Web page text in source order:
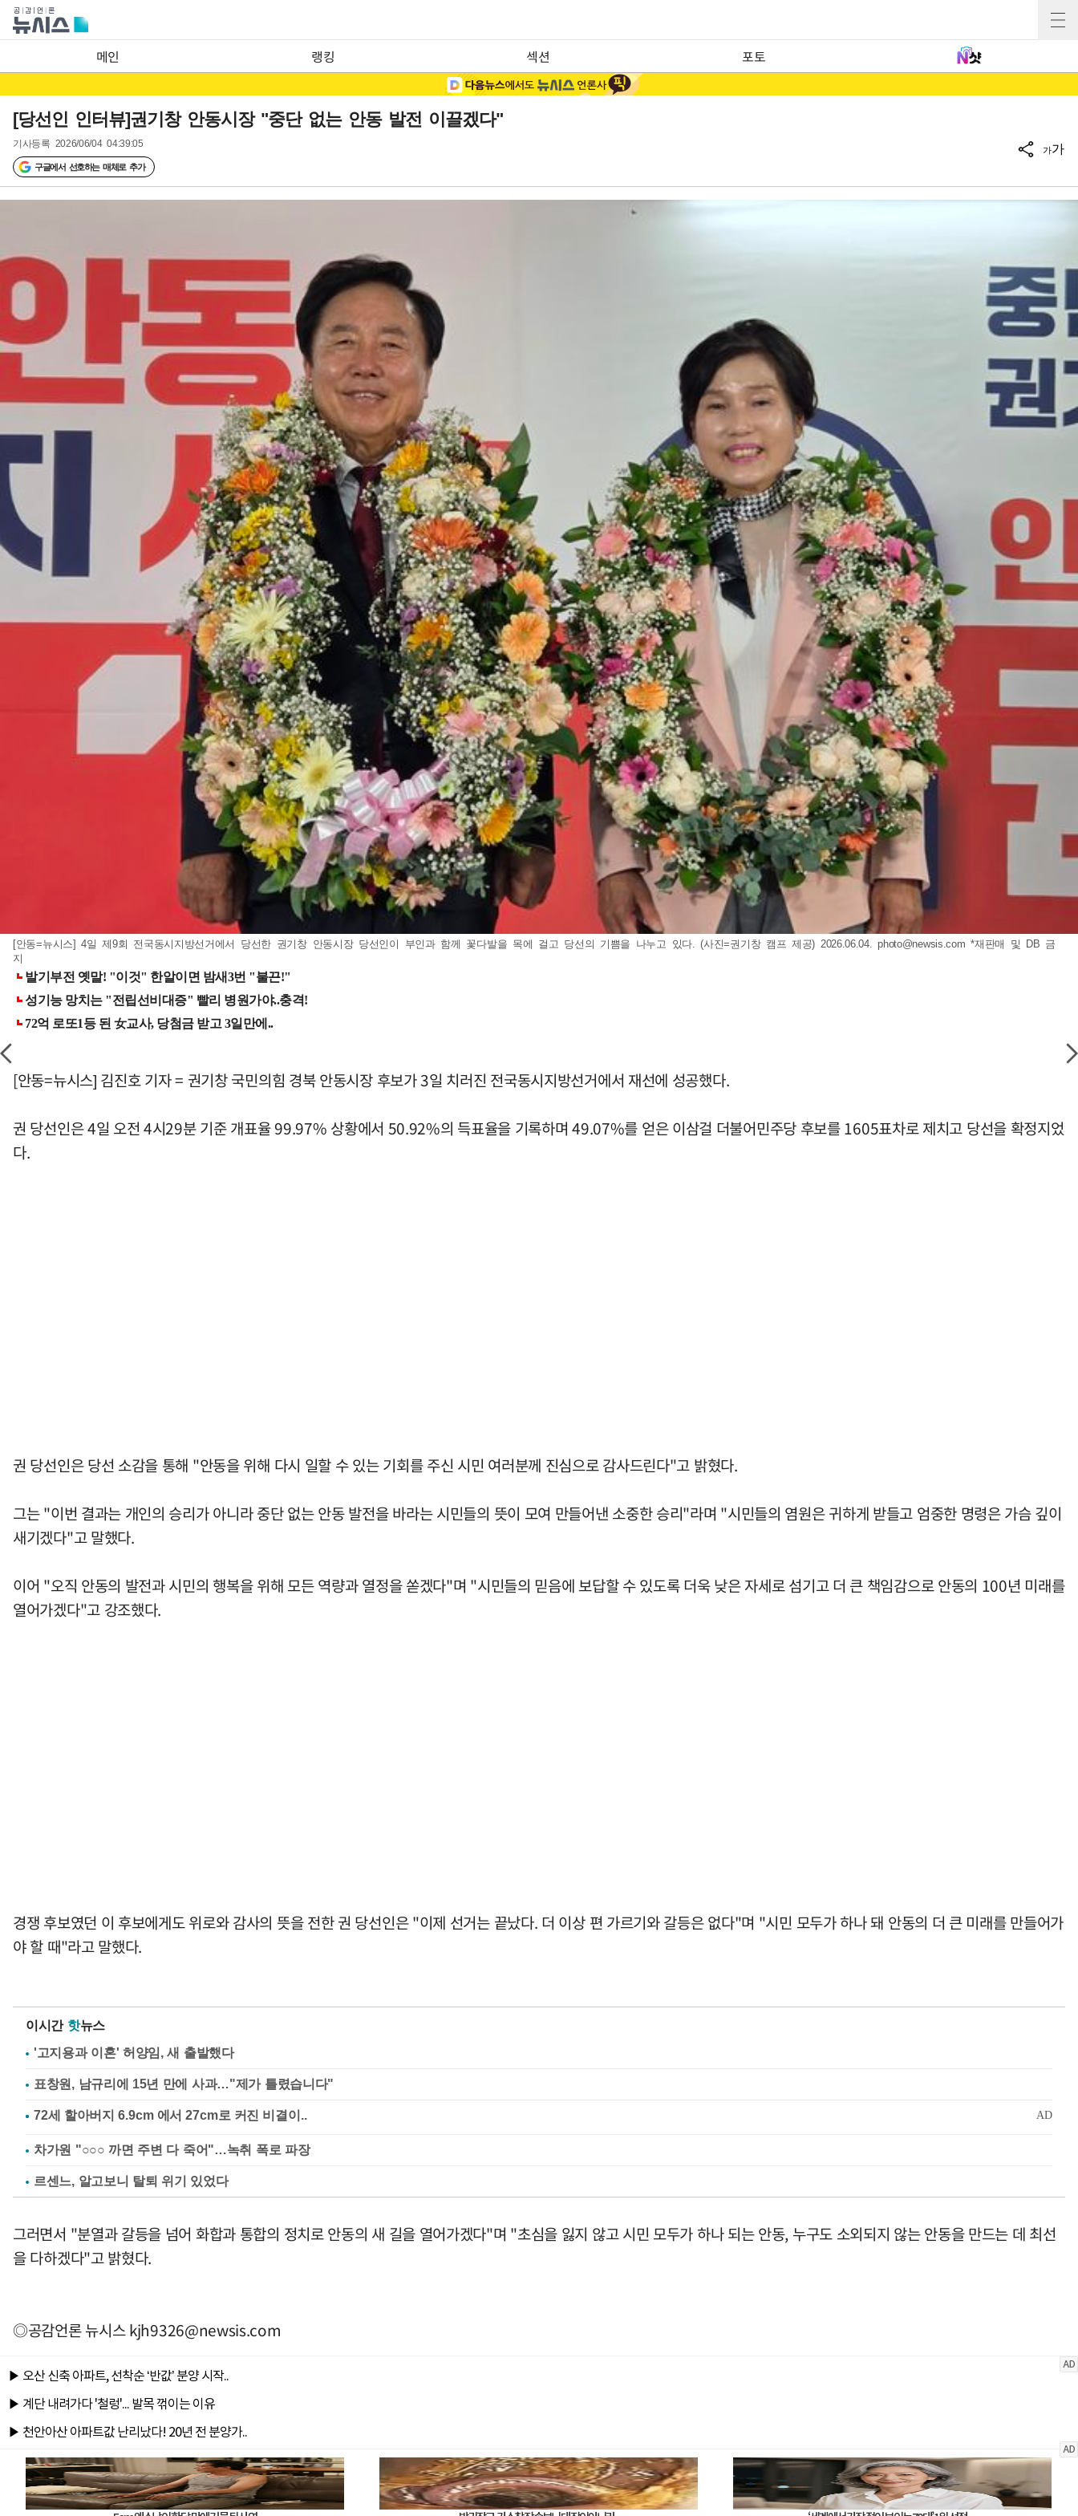
메인 랭킹 섹션 포토
[당선인 인터뷰]권기창 안동시장 "중단 없는 안동 발전 이끌겠다"
기사등록 2026/06/04 04:39:05
구글에서 선호하는 매체로 추가
가가
[안동=뉴시스] 4일 제9회 전국동시지방선거에서 당선한 권기창 안동시장 당선인이 부인과 함께 꽃다발을 목에 걸고 당선의 기쁨을 나누고 있다. (사진=권기창 캠프 제공) 2026.06.04.photo@newsis.com *재판매 및 DB 금
지
[안동=뉴시스] 김진호 기자 = 권기창 국민의힘 경북 안동시장 후보가 3일 치러진 전국동시지방선거에서 재선에 성공했다.
권 당선인은 4일 오전 4시29분 기준 개표율 99.97% 상황에서 50.92%의 득표율을 기록하며 49.07%를 얻은 이삼걸 더불어민주당 후보를 1605표차로 제치고 당선을 확정지었
다.
권 당선인은 당선 소감을 통해 "안동을 위해 다시 일할 수 있는 기회를 주신 시민 여러분께 진심으로 감사드린다"고 밝혔다.
그는 "이번 결과는 개인의 승리가 아니라 중단 없는 안동 발전을 바라는 시민들의 뜻이 모여 만들어낸 소중한 승리"라며 "시민들의 염원은 귀하게 받들고 엄중한 명령은 가슴 깊이
새기겠다"고 말했다.
이어 "오직 안동의 발전과 시민의 행복을 위해 모든 역량과 열정을 쏟겠다"며 "시민들의 믿음에 보답할 수 있도록 더욱 낮은 자세로 섬기고 더 큰 책임감으로 안동의 100년 미래를
열어가겠다"고 강조했다.
경쟁 후보였던 이 후보에게도 위로와 감사의 뜻을 전한 권 당선인은 "이제 선거는 끝났다. 더 이상 편 가르기와 갈등은 없다"며 "시민 모두가 하나 돼 안동의 더 큰 미래를 만들어가
야 할 때"라고 말했다.
이시간 핫뉴스
'고지용과 이혼' 허양임, 새 출발했다
표창원, 남규리에 15년 만에 사과…"제가 틀렸습니다"
차가원 "○○○ 까면 주변 다 죽어"…녹취 폭로 파장
르센느, 알고보니 탈퇴 위기 있었다
그러면서 "분열과 갈등을 넘어 화합과 통합의 정치로 안동의 새 길을 열어가겠다"며 "초심을 잃지 않고 시민 모두가 하나 되는 안동, 누구도 소외되지 않는 안동을 만드는 데 최선
을 다하겠다"고 밝혔다.
◎공감언론 뉴시스kjh9326@newsis.com